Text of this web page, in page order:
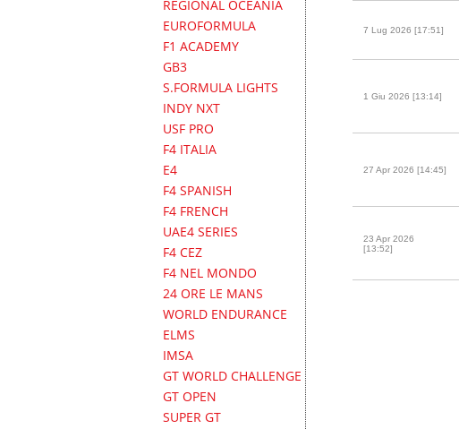
REGIONAL OCEANIA
EUROFORMULA
F1 ACADEMY
GB3
S.FORMULA LIGHTS
INDY NXT
USF PRO
F4 ITALIA
E4
F4 SPANISH
F4 FRENCH
UAE4 SERIES
F4 CEZ
F4 NEL MONDO
24 ORE LE MANS
WORLD ENDURANCE
ELMS
IMSA
GT WORLD CHALLENGE
GT OPEN
SUPER GT
7 Lug 2026 [17:51]
1 Giu 2026 [13:14]
27 Apr 2026 [14:45]
23 Apr 2026
[13:52]